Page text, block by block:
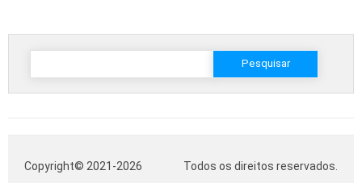
Pesquisar
Copyright© 2021-2026 Todos os direitos reservados.